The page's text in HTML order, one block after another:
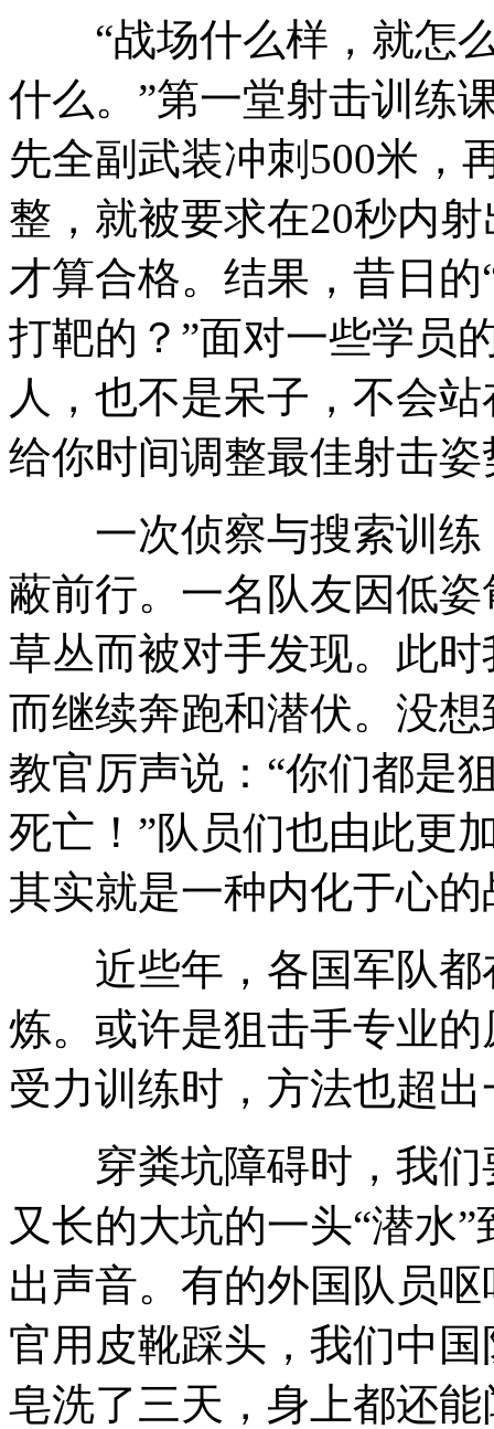
“战场什么样，就怎么
什么。”第一堂射击训练
先全副武装冲刺500米，
整，就被要求在20秒内
才算合格。结果，昔日
打靶的？”面对一些学员
人，也不是呆子，不会
给你时间调整最佳射击姿
一次侦察与搜索训练
蔽前行。一名队友因低
草丛而被对手发现。此
而继续奔跑和潜伏。没
教官厉声说：“你们都是
死亡！”队员们也由此更
其实就是一种内化于心
近些年，各国军队都
炼。或许是狙击手专业
受力训练时，方法也超
穿粪坑障碍时，我们
又长的大坑的一头“潜水
出声音。有的外国队员
官用皮靴踩头，我们中
皂洗了三天，身上都还